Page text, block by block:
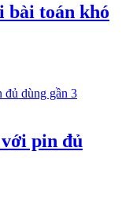
bài toán khó
pin đủ